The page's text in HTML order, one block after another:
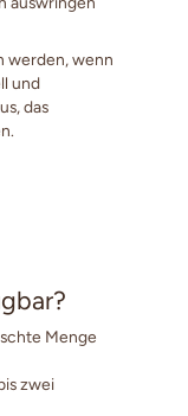
werden, wenn
und
das
Menge
zwei